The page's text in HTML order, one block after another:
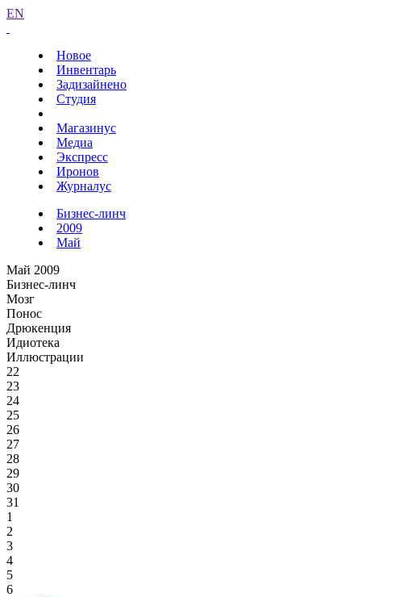
EN
Новое
Инвентарь
Задизайнено
Студия
Магазинус
Медиа
Экспресс
Иронов
Журналус
Бизнес-линч
2009
Май
Май 2009
Бизнес-линч
Мозг
Понос
Дрюкенция
Идиотека
Иллюстрации
22
23
24
25
26
27
28
29
30
31
1
2
3
4
5
6